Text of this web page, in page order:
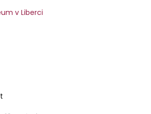
zdobí ražený pás dekoru z
v Liberci